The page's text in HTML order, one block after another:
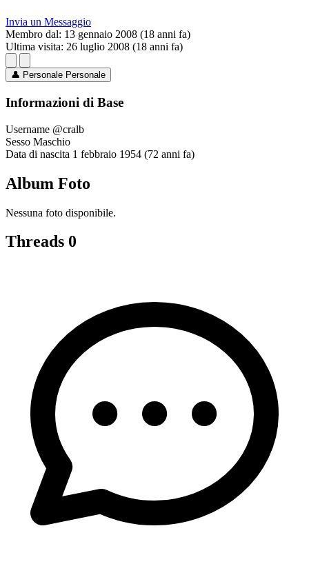
Invia un Messaggio
Membro dal: 13 gennaio 2008 (18 anni fa)
Ultima visita: 26 luglio 2008 (18 anni fa)
👤 Personale Personale
Informazioni di Base
Username @cralb
Sesso Maschio
Data di nascita 1 febbraio 1954 (72 anni fa)
Album Foto
Nessuna foto disponibile.
Threads 0